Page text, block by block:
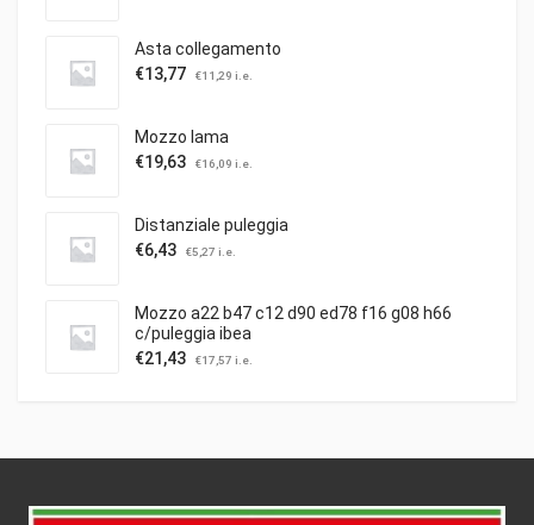
Asta collegamento
€13,77 €11,29 i.e.
Mozzo lama
€19,63 €16,09 i.e.
Distanziale puleggia
€6,43 €5,27 i.e.
Mozzo a22 b47 c12 d90 ed78 f16 g08 h66
c/puleggia ibea
€21,43 €17,57 i.e.